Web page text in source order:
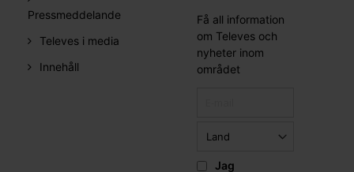
Pressmeddelande
Televes i media
Innehåll
Få all information
om Televes och
nyheter inom
området
Jag